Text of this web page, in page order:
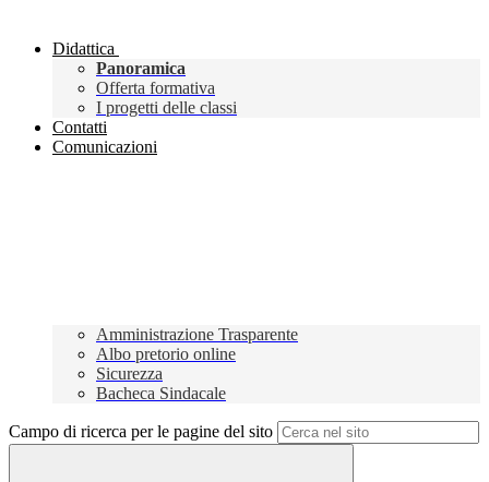
Didattica
Panoramica
Offerta formativa
I progetti delle classi
Contatti
Comunicazioni
Amministrazione Trasparente
Albo pretorio online
Sicurezza
Bacheca Sindacale
Campo di ricerca per le pagine del sito